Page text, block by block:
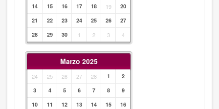
14
15 16 17 18 19
20
21
22 23 24 25 26
27
28
29 30 1 2 3 4
Marzo 2025
24 25 26 27 28 1
2
3
4 5 6 7 8
9
10
11 12 13 14 15
16